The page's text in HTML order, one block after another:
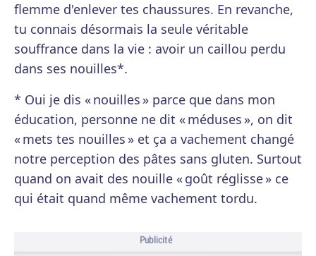
flemme d'enlever tes chaussures. En revanche,
tu connais désormais la seule véritable
souffrance dans la vie : avoir un caillou perdu
dans ses nouilles*.
* Oui je dis « nouilles » parce que dans mon
éducation, personne ne dit « méduses », on dit
« mets tes nouilles » et ça a vachement changé
notre perception des pâtes sans gluten. Surtout
quand on avait des nouille « goût réglisse » ce
qui était quand même vachement tordu.
Publicité